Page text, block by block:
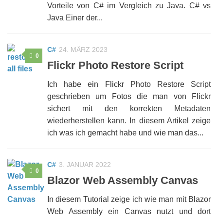
Vorteile von C# im Vergleich zu Java. C# vs
Java Einer der...
0
C# 24. MÄRZ 2023
Flickr Photo Restore Script
Ich habe ein Flickr Photo Restore Script
geschrieben um Fotos die man von Flickr
sichert mit den korrekten Metadaten
wiederherstellen kann. In diesem Artikel zeige
ich was ich gemacht habe und wie man das...
0
C# 3. JANUAR 2022
Blazor Web Assembly Canvas
In diesem Tutorial zeige ich wie man mit Blazor
Web Assembly ein Canvas nutzt und dort